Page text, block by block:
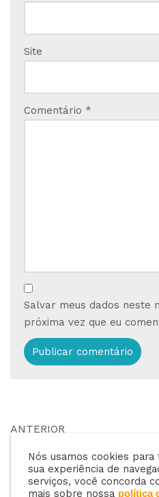
Site
Comentário *
Salvar meus dados neste
próxima vez que eu
ANTERIOR
financeiro para
revenda de gás de
Nós usamos cookies
sua experiência de
serviços, você concorda
mais sobre nossa política